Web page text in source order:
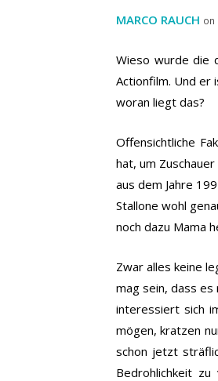
MARCO RAUCH on
Wieso wurde die
Actionfilm. Und er
woran liegt das?
Offensichtliche
hat, um
aus dem Jahre
Stallone wohl
noch dazu Mama
Zwar alles keine
mag sein, dass
interessiert sich
mögen, kratzen
schon jetzt
Bedrohlichkeit